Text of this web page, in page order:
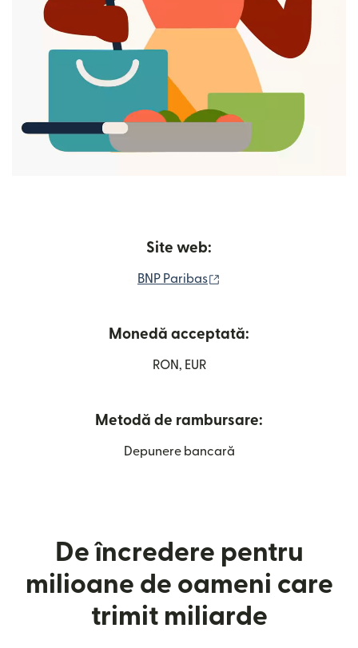
Site web:
BNP Paribas
Monedă acceptată:
RON, EUR
Metodă de rambursare:
Depunere bancară
De încredere pentru
milioane de oameni care
trimit miliarde